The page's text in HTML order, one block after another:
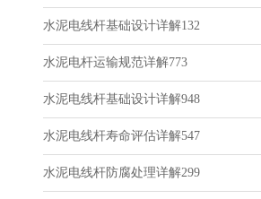
水泥电线杆基础设计详解132
水泥电杆运输规范详解773
水泥电线杆基础设计详解948
水泥电线杆寿命评估详解547
水泥电线杆防腐处理详解299